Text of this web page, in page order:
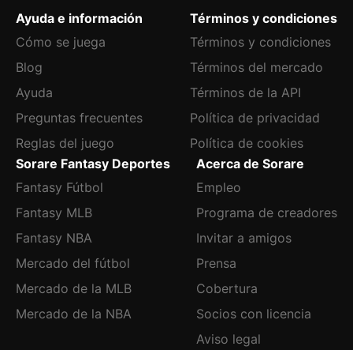
Ayuda e información
Cómo se juega
Blog
Ayuda
Preguntas frecuentes
Reglas del juego
Términos y condiciones
Términos y condiciones
Términos del mercado
Términos de la API
Política de privacidad
Política de cookies
Sorare Fantasy Deportes
Fantasy Fútbol
Fantasy MLB
Fantasy NBA
Mercado del fútbol
Mercado de la MLB
Mercado de la NBA
Acerca de Sorare
Empleo
Programa de creadores
Invitar a amigos
Prensa
Cobertura
Socios con licencia
Aviso legal